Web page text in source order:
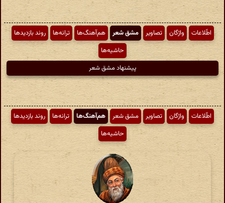
اطّلاعات واژگان تصاویر مشق شعر هم‌آهنگ‌ها ترانه‌ها
روند بازدیدها
حاشیه‌ها
پیشنهاد مشق شعر
اطّلاعات واژگان تصاویر مشق شعر هم‌آهنگ‌ها ترانه‌ها
روند بازدیدها
حاشیه‌ها